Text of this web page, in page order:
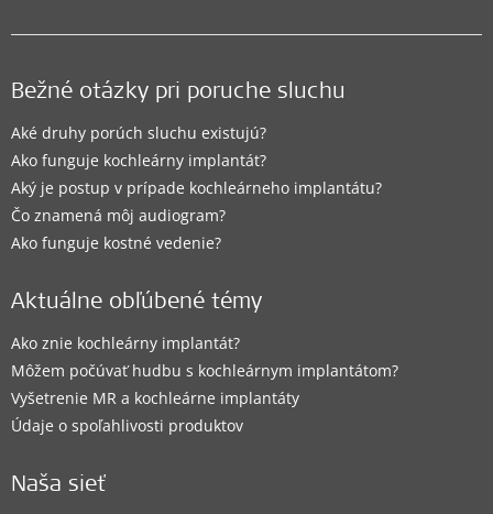
Bežné otázky pri poruche sluchu
Aké druhy porúch sluchu existujú?
Ako funguje kochleárny implantát?
Aký je postup v prípade kochleárneho implantátu?
Čo znamená môj audiogram?
Ako funguje kostné vedenie?
Aktuálne obľúbené témy
Ako znie kochleárny implantát?
Môžem počúvať hudbu s kochleárnym implantátom?
Vyšetrenie MR a kochleárne implantáty
Údaje o spoľahlivosti produktov
Naša sieť